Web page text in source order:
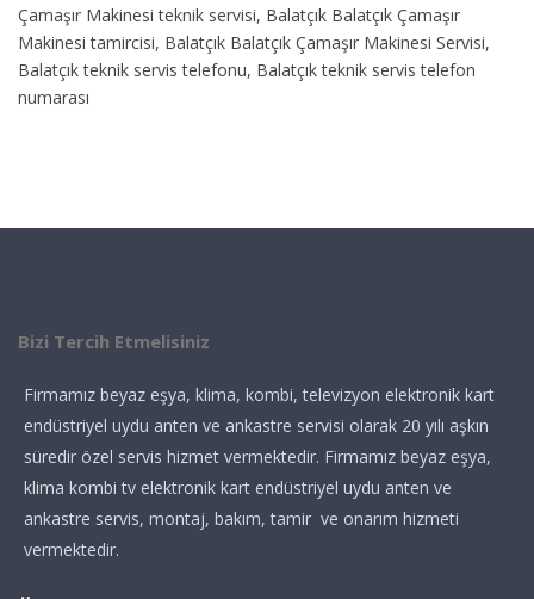
Çamaşır Makinesi teknik servisi, Balatçık Balatçık Çamaşır
Makinesi tamircisi, Balatçık Balatçık Çamaşır Makinesi Servisi,
Balatçık teknik servis telefonu, Balatçık teknik servis telefon
numarası
Bizi Tercih Etmelisiniz
Firmamız beyaz eşya, klima, kombi, televizyon elektronik kart
endüstriyel uydu anten ve ankastre servisi olarak 20 yılı aşkın
süredir özel servis hizmet vermektedir. Firmamız beyaz eşya,
klima kombi tv elektronik kart endüstriyel uydu anten ve
ankastre servis, montaj, bakım, tamir ve onarım hizmeti
vermektedir.